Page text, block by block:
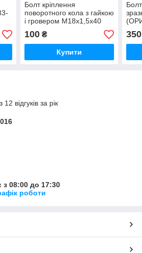
Болт кріплення
поворотного кола з гайкою
і гровером M18x1,5х40
8350-2704020
(ОРИГІНАЛ)
100₴
Купити
350
відгуків за рік
з 08:00 до 17:30
роботи